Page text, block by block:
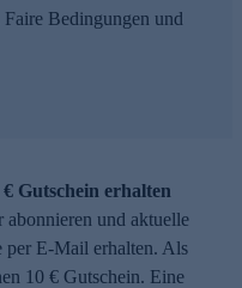
Bedingungen und
Gutschein erhalten
und aktuelle
per E-Mail erhalten. Als
10 € Gutschein. Eine